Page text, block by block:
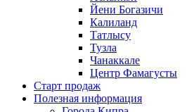
Йени Богазичи
Калиланд
Татлысу
Тузла
Чанаккале
Центр Фамагусты
Старт продаж
Полезная информация